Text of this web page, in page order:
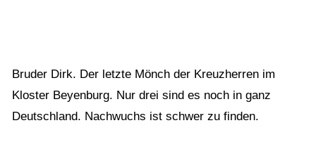
Bruder Dirk. Der letzte Mönch der Kreuzherren im
Kloster Beyenburg. Nur drei sind es noch in ganz
Deutschland. Nachwuchs ist schwer zu finden.